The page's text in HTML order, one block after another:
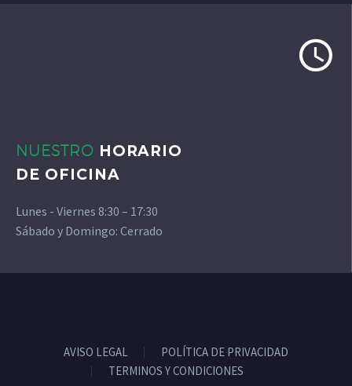
NUESTRO HORARIO
DE OFICINA
Lunes - Viernes 8:30 – 17:30
Sábado y Domingo: Cerrado
AVISO LEGAL
POLÍTICA DE PRIVACIDAD
TERMINOS Y CONDICIONES